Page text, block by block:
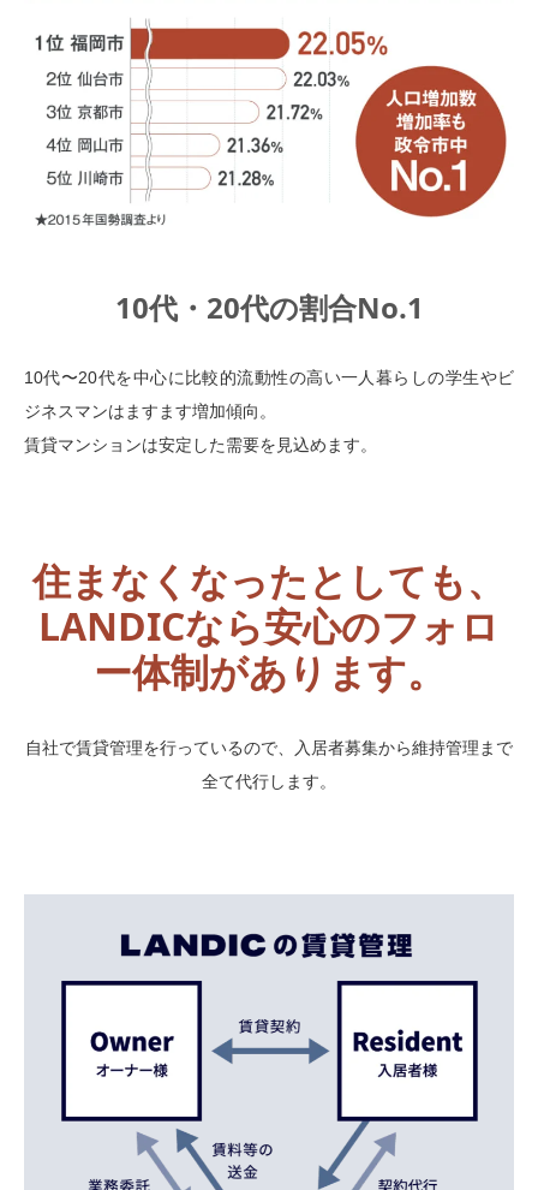
10代・20代の割合No.1
10代〜20代を中心に比較的流動性の高い一人暮らしの学生やビ
ジネスマンはますます増加傾向。
賃貸マンションは安定した需要を見込めます。
住まなくなったとしても、
LANDICなら安心のフォロ
ー体制があります。
自社で賃貸管理を行っているので、入居者募集から維持管理まで
全て代行します。